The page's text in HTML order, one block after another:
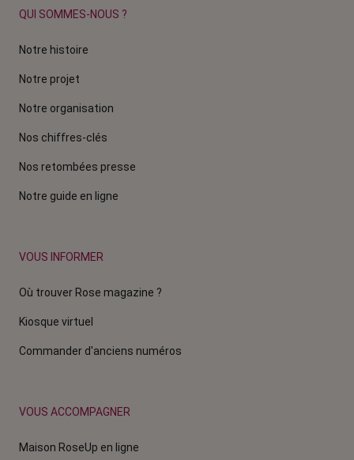
QUI SOMMES-NOUS ?
Notre histoire
Notre projet
Notre organisation
Nos chiffres-clés
Nos retombées presse
Notre guide en ligne
VOUS INFORMER
Où trouver Rose magazine ?
Kiosque virtuel
Commander d'anciens numéros
VOUS ACCOMPAGNER
Maison RoseUp en ligne